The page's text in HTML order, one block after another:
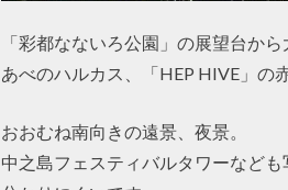
「彩都なないろ公園」の展望台か
あべのハルカス、「HEP HIVE」の
おおむね南向きの遠景、夜景。
中之島フェスティバルタワーなど